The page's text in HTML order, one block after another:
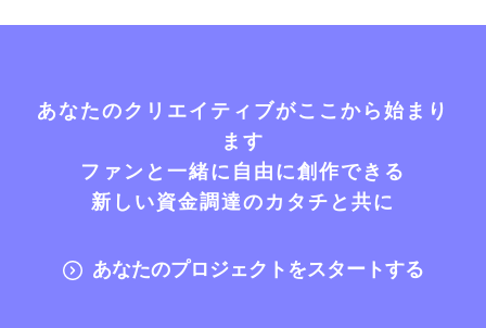
あなたのクリエイティブがここから始まり
ます
ファンと一緒に自由に創作できる
新しい資金調達のカタチと共に
あなたのプロジェクトをスタートする